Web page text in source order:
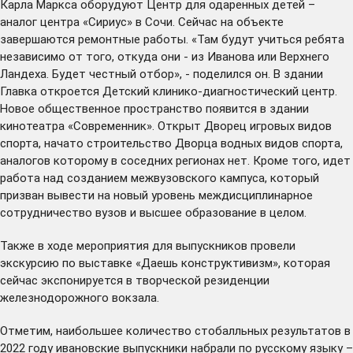
Карла Маркса оборудуют Центр для одаренных детей –
аналог центра «Сириус» в Сочи. Сейчас на объекте
завершаются ремонтные работы. «Там будут учиться ребята
независимо от того, откуда они - из Иванова или Верхнего
Ландеха. Будет честный отбор», - поделился он. В здании
Главка откроется Детский клинико-диагностический центр.
Новое общественное пространство появится в здании
кинотеатра «Современник». Открыт Дворец игровых видов
спорта, начато строительство Дворца водных видов спорта,
аналогов которому в соседних регионах нет. Кроме того, идет
работа над созданием межвузовского кампуса, который
призван вывести на новый уровень междисциплинарное
сотрудничество вузов и высшее образование в целом.
Также в ходе мероприятия для выпускников провели
экскурсию по выставке «Даешь конструктивизм», которая
сейчас экспонируется в творческой резиденции
железнодорожного вокзала.
Отметим, наибольшее количество стобалльных результатов в
2022 году ивановские выпускники набрали по русскому языку –